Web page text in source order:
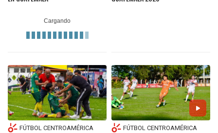
FÚTBOL CENTROAMÉRICA FÚTBOL CENTROAMÉRICA